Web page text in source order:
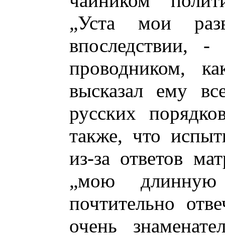
„Уста мои
впоследствии,
проводником,
высказал ему
русских
также, что
из-за ответов
„мою
почтительно
очень